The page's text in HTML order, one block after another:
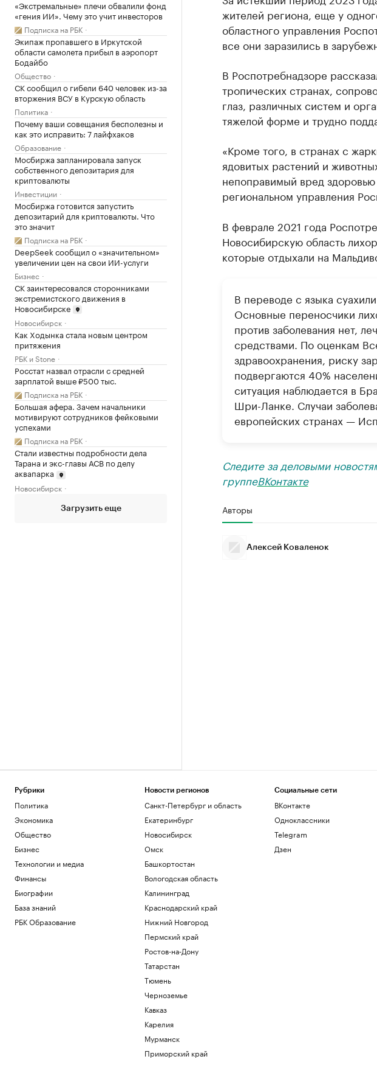
«Экстремальные» плечи обвалили фонд
«гения ИИ». Чему это учит инвесторов
Подписка на РБК
Экипаж пропавшего в Иркутской
области самолета прибыл в аэропорт
Бодайбо
Общество
СК сообщил о гибели 640 человек из-за
вторжения ВСУ в Курскую область
Политика
Почему ваши совещания бесполезны и
как это исправить: 7 лайфхаков
Образование
Мосбиржа запланировала запуск
собственного депозитария для
криптовалюты
Инвестиции
Мосбиржа готовится запустить
депозитарий для криптовалюты. Что
это значит
Подписка на РБК
DeepSeek сообщил о «значительном»
увеличении цен на свои ИИ-услуги
Бизнес
СК заинтересовался сторонниками
экстремистского движения в
Новосибирске
Новосибирск
Как Ходынка стала новым центром
притяжения
РБК и Stone
Росстат назвал отрасли с средней
зарплатой выше ₽500 тыс.
Подписка на РБК
Большая афера. Зачем начальники
мотивируют сотрудников фейковыми
успехами
Подписка на РБК
Стали известны подробности дела
Тарана и экс-главы АСВ по делу
аквапарка
Новосибирск
Загрузить еще
жителей региона, еще у
областного управления
все они заразились в
В Роспотребнадзоре
тропических странах,
глаз, различных систем и
тяжелой форме и трудно
«Кроме того, в странах с
ядовитых растений и
непоправимый вред
региональном управления
В феврале 2021 года
Новосибирскую область
которые отдыхали на
В переводе с языка
Основные переносчики
против заболевания нет,
средствами. По оценкам
здравоохранения, риску
подвергаются 40%
ситуация наблюдается в
Шри-Ланке. Случаи
европейских странах —
Следите за деловыми
группеВКонтакте
Авторы
Алексей Коваленок
Рубрики
Политика
Экономика
Общество
Бизнес
Технологии и медиа
Финансы
Биографии
База знаний
РБК Образование
Новости регионов
Санкт-Петербург и область
Екатеринбург
Новосибирск
Омск
Башкортостан
Вологодская область
Калининград
Краснодарский край
Нижний Новгород
Пермский край
Ростов-на-Дону
Татарстан
Тюмень
Черноземье
Кавказ
Карелия
Мурманск
Приморский край
Социальные сети
ВКонтакте
Одноклассники
Telegram
Дзен